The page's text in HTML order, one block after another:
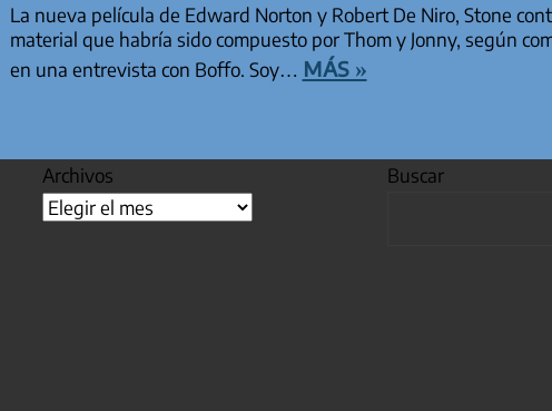
La nueva película de Edward Norton y Robert De Niro, Stone
material que habría sido compuesto por Thom y Jonny, según
en una entrevista con Boffo. Soy… más »
Archivos Buscar